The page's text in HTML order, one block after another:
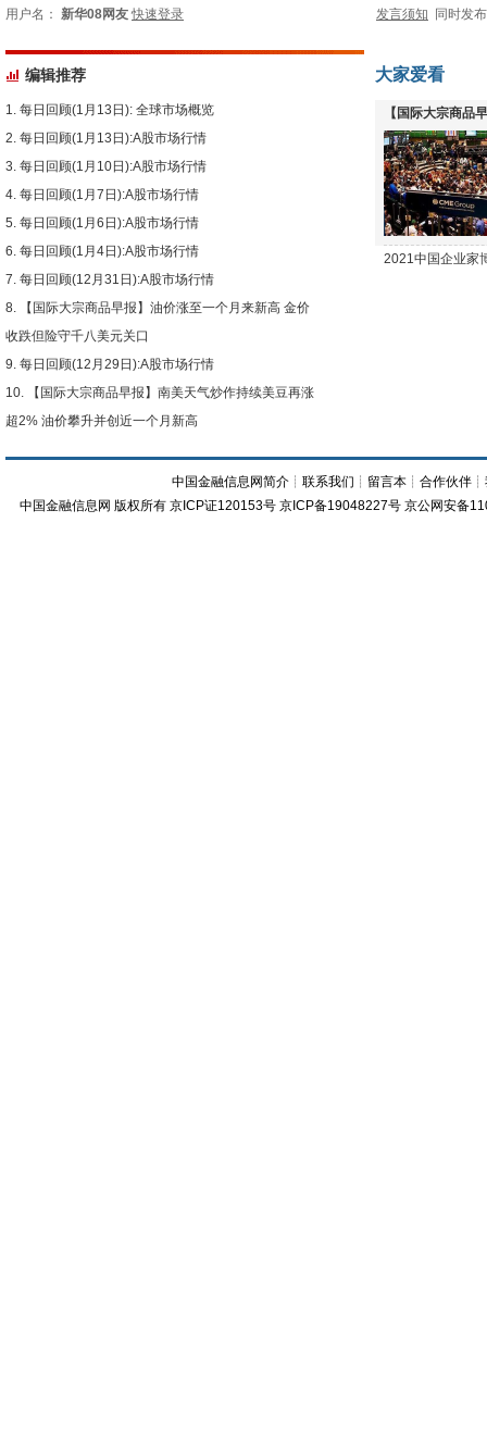
用户名： 新华08网友 快速登录 发言须知 同时发
编辑推荐
每日回顾(1月13日): 全球市场概览
每日回顾(1月13日):A股市场行情
每日回顾(1月10日):A股市场行情
每日回顾(1月7日):A股市场行情
每日回顾(1月6日):A股市场行情
每日回顾(1月4日):A股市场行情
每日回顾(12月31日):A股市场行情
【国际大宗商品早报】油价涨至一个月来新高 金价
收跌但险守千八美元关口
每日回顾(12月29日):A股市场行情
【国际大宗商品早报】南美天气炒作持续美豆再涨
超2% 油价攀升并创近一个月新高
大家爱看
【国际大宗商品
下跌
2021中国企业家
中国金融信息网简介 ┊联系我们 ┊ 留言本 ┊合作伙伴 ┊
中国金融信息网 版权所有 京ICP证120153号 京ICP备19048227号 京公网安备